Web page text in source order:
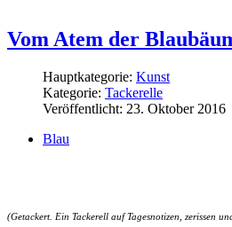
Vom Atem der
Hauptkategorie: Kunst
Kategorie: Tackerelle
Veröffentlicht: 23. Oktober 2016
Blau
(Getackert. Ein Tackerell auf Tagesnotizen, zerissen